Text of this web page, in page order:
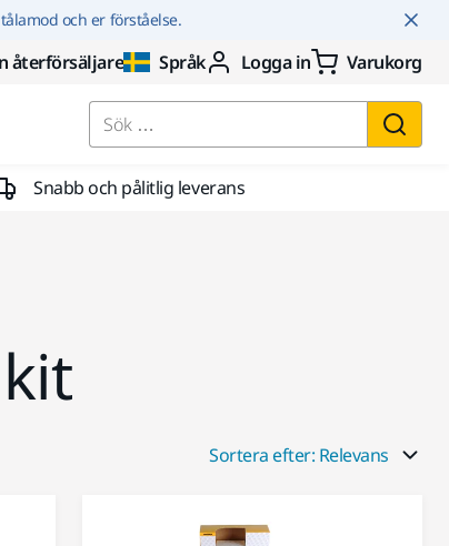
och er förståelse.
återförsäljare Språk Logga in Varukorg
Sök …
Snabb och pålitlig leverans
Sortera efter: Relevans